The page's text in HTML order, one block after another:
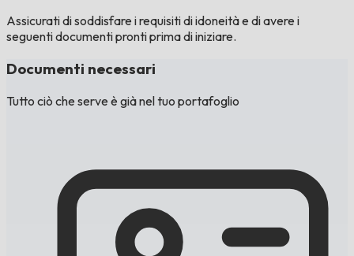
Assicurati di soddisfare i requisiti di idoneità e di avere i
seguenti documenti pronti prima di iniziare.
Documenti necessari
Tutto ciò che serve è già nel tuo portafoglio